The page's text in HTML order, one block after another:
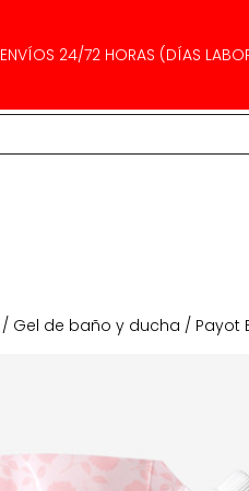
ENVÍOS 24/72 HORAS (DÍAS
/ Gel de baño y ducha / Payot